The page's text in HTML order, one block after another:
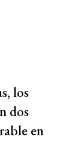
los
dos
en